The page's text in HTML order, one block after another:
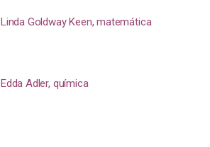
Linda Goldway Keen, matemática
Edda Adler, química